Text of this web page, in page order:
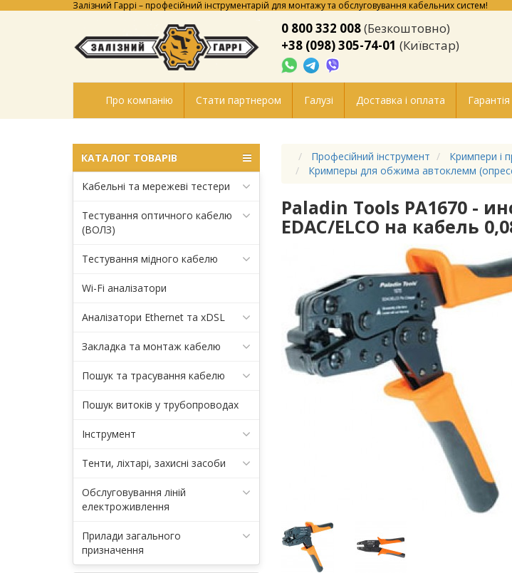
Залізний Гаррі – професійний інструментарій для монтажу та обслуговування кабельних систем!
0 800 332 008(Безкоштовно)
+38 (098) 305-74-01 (Київстар)
Про компанію Стати партнером Галузі Доставка і оплата Гарантія
КАТАЛОГ ТОВАРІВ
Кабельні та мережеві тестери
Тестування оптичного кабелю
(ВОЛЗ)
Тестування мідного кабелю
Wi-Fi аналізатори
Аналізатори Ethernet та xDSL
Закладка та монтаж кабелю
Пошук та трасування кабелю
Пошук витоків у трубопроводах
Інструмент
Тенти, ліхтарі, захисні засоби
Обслуговування ліній
електроживлення
Прилади загального
призначення
Професійний інструмент
Кримпери і
Кримперы для обжима автоклемм
Paladin Tools PA1670 -
EDAC/ELCO на кабель